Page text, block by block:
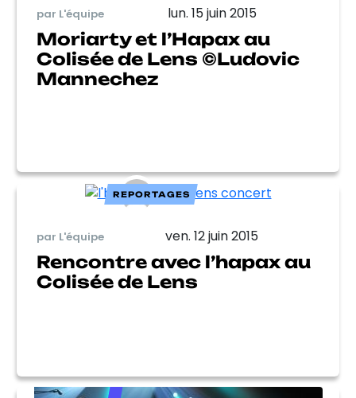
par L'équipe lun. 15 juin 2015
Moriarty et l’Hapax au
Colisée de Lens ©Ludovic
Mannechez
REPORTAGES
par L'équipe ven. 12 juin 2015
Rencontre avec l’hapax au
Colisée de Lens